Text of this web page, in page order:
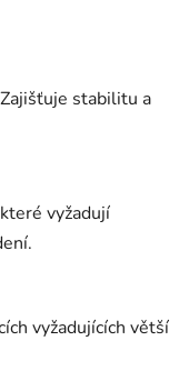
stabilitu a
vyžadují
vyžadujících větší